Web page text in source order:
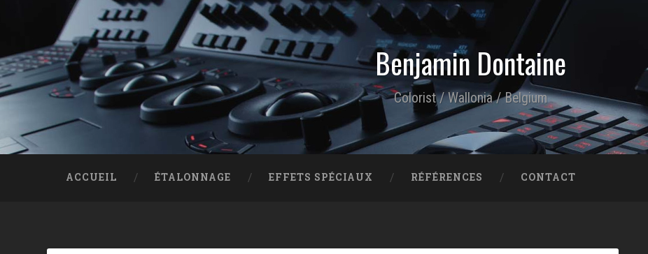
Skip to content
Search Benjamin Dontaine
Colorist / Wallonia / Belgium
ACCUEIL ÉTALONNAGE EFFETS SPÉCIAUX RÉFÉRENCES CONTACT